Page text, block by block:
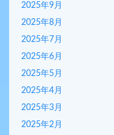
2025年9月
2025年8月
2025年7月
2025年6月
2025年5月
2025年4月
2025年3月
2025年2月